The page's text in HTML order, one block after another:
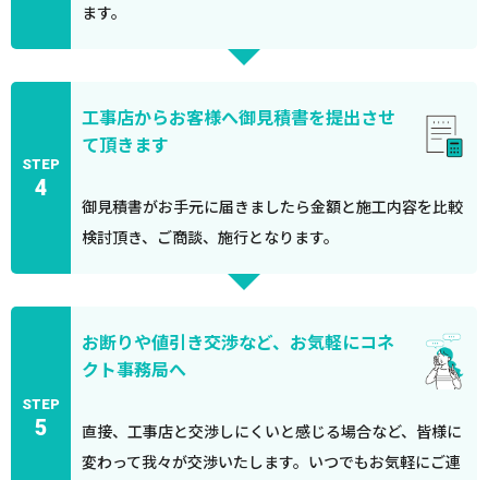
ます。
STEP
4
工事店からお客様へ御見積書を提出させ
て頂きます
御見積書がお手元に届きましたら金額と施工内容を比較
検討頂き、ご商談、施行となります。
STEP
5
お断りや値引き交渉など、お気軽にコネ
クト事務局へ
直接、工事店と交渉しにくいと感じる場合など、皆様に
変わって我々が交渉いたします。いつでもお気軽にご連